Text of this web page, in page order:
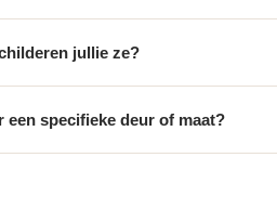
jullie ze?
een specifieke deur of maat?